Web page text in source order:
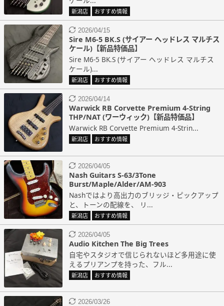
新潟店 おすすめ情報
2026/04/15
Sire M6-5 BK.S (サイアー ヘッドレス マルチス
ケール)【新品特価品】
Sire M6-5 BK.S (サイアー ヘッドレス マルチス
ケール)...
新潟店 おすすめ情報
2026/04/14
Warwick RB Corvette Premium 4-String
THP/NAT (ワーウィック)【新品特価品】
Warwick RB Corvette Premium 4-Strin...
新潟店 おすすめ情報
2026/04/05
Nash Guitars S-63/3Tone
Burst/Maple/Alder/AM-903
Nashではより高出力のブリッジ・ピックアップ
と、トーンの配線を、 リ...
新潟店 おすすめ情報
2026/04/05
Audio Kitchen The Big Trees
自宅やスタジオで信じられないほど多用途に使
えるプリアンプを持った、フル...
新潟店 おすすめ情報
2026/03/26